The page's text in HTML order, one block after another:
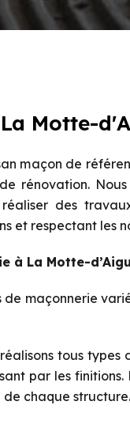
Motte-
maçon de
rénovation.
des
et respectant les
à La Motte-
de maçonnerie
tous types
par les finitions.
chaque structure.